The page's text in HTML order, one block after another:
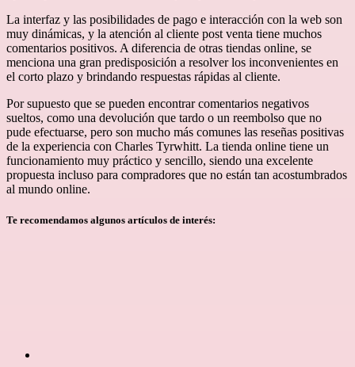
La interfaz y las posibilidades de pago e interacción con la web son
muy dinámicas, y la atención al cliente post venta tiene muchos
comentarios positivos. A diferencia de otras tiendas online, se
menciona una gran predisposición a resolver los inconvenientes en
el corto plazo y brindando respuestas rápidas al cliente.
Por supuesto que se pueden encontrar comentarios negativos
sueltos, como una devolución que tardo o un reembolso que no
pude efectuarse, pero son mucho más comunes las reseñas positivas
de la experiencia con Charles Tyrwhitt. La tienda online tiene un
funcionamiento muy práctico y sencillo, siendo una excelente
propuesta incluso para compradores que no están tan acostumbrados
al mundo online.
Te recomendamos algunos artículos de interés: